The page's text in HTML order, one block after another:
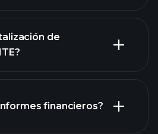
gráfico de ZNTE
de
financieros?